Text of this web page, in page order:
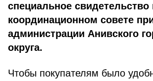
специальное свидетельство
координационном совете
администрации Анивского
округа.
Чтобы покупателям было